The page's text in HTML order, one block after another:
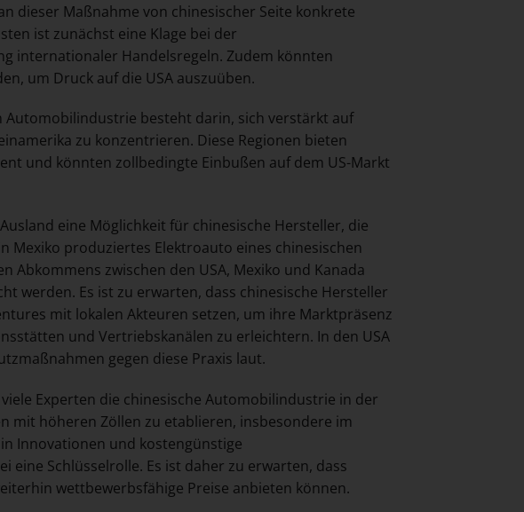
dieser Maßnahme von chinesischer Seite konkrete
ist zunächst eine Klage bei der
internationaler Handelsregeln. Zudem könnten
um Druck auf die USA auszuüben.
Automobilindustrie besteht darin, sich verstärkt auf
zu konzentrieren. Diese Regionen bieten
und könnten zollbedingte Einbußen auf dem US-Markt
eine Möglichkeit für chinesische Hersteller, die
Mexiko produziertes Elektroauto eines chinesischen
Abkommens zwischen den USA, Mexiko und Kanada
werden. Es ist zu erwarten, dass chinesische Hersteller
mit lokalen Akteuren setzen, um ihre Marktpräsenz
und Vertriebskanälen zu erleichtern. In den USA
gegen diese Praxis laut.
Experten die chinesische Automobilindustrie in der
mit höheren Zöllen zu etablieren, insbesondere im
Innovationen und kostengünstige
Schlüsselrolle. Es ist daher zu erwarten, dass
wettbewerbsfähige Preise anbieten können.